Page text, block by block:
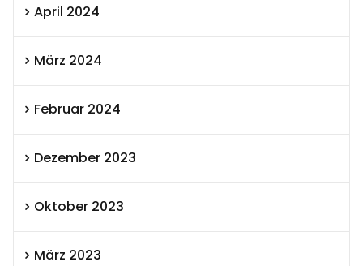
April 2024
März 2024
Februar 2024
Dezember 2023
Oktober 2023
März 2023